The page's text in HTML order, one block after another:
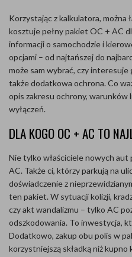
Korzystając z kalkulatora, można
kosztuje pełny pakiet OC + AC
informacji o samochodzie i
opcjami – od najtańszej do
może sam wybrać, czy
także dodatkowa ochrona. Co
opis zakresu ochrony,
wyłączeń.
DLA KOGO OC + AC TO
Nie tylko właściciele nowych
AC. Także ci, którzy parkują na
doświadczenie z
ten pakiet. W sytuacji kolizji,
czy akt wandalizmu – tylko AC
odszkodowania. To inwestycja,
Dodatkowo, zakup obu polis w
korzystniejszą składką niż kupno